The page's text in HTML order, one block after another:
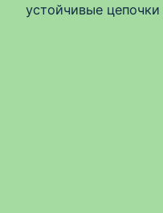
устойчивые цепочки